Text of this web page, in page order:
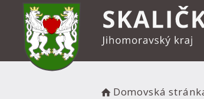
Domovská